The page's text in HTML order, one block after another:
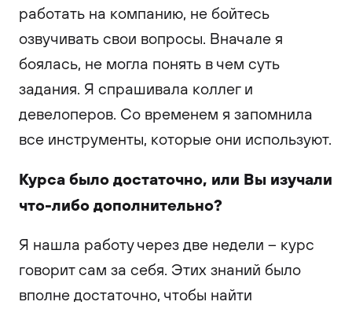
работать на компанию, не бойтесь
озвучивать свои вопросы. Вначале я
боялась, не могла понять в чем суть
задания. Я спрашивала коллег и
девелоперов. Со временем я запомнила
все инструменты, которые они используют.
Курса было достаточно, или Вы изучали
что-либо дополнительно?
Я нашла работу через две недели – курс
говорит сам за себя. Этих знаний было
вполне достаточно, чтобы найти